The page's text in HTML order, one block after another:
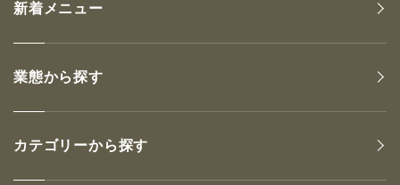
新着メニュー
業態から探す
カテゴリーから探す